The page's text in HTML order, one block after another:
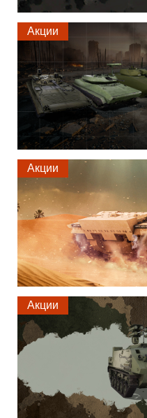
Акции
Акции
Акции